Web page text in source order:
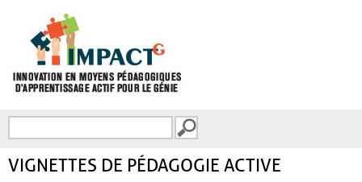
FORMULAIRE DE
VIGNETTES DE PÉDAGOGIE ACTIVE